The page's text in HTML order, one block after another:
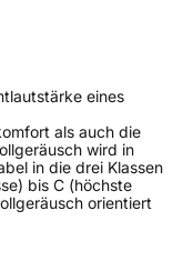
eines
als auch die
wird in
in die drei Klassen
bis C (höchste
orientiert